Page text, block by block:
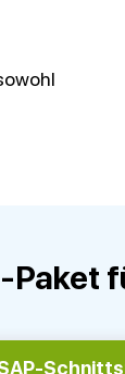
Paket